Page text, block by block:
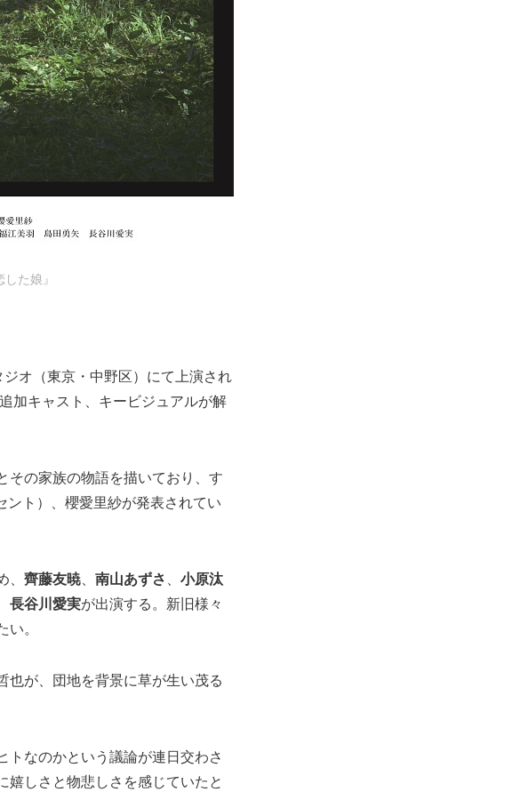
た娘』
オ（東京・中野区）にて上演され
加キャスト、キービジュアルが解
その家族の物語を描いており、す
ト）、櫻愛里紗が発表されてい
齊藤友暁、 南山あずさ、 小原汰
長谷川愛実が出演する。新旧様々
。
也が、団地を背景に草が生い茂る
トなのかという議論が連日交わさ
しさと物悲しさを感じていたと